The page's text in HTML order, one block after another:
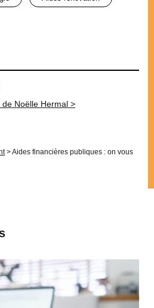
de Noëlle Hermal >
>Aides financières publiques : on vous